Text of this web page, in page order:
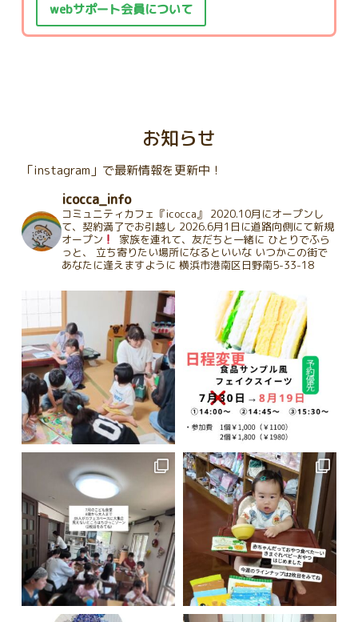
webサポート会員について
お知らせ
「instagram」で最新情報を更新中！
icocca_info
コミュニティカフェ『icocca』
2020.10月にオープンし
て、契約満了でお引越し 2026.6月1日に道路向側にて新規
オープン
家族を連れて、友だちと一緒に ひとりでふら
っと、
立ち寄りたい場所になるといいないつかこの街で
あなたに逢えますように 横浜市港南区日野南5-33-18